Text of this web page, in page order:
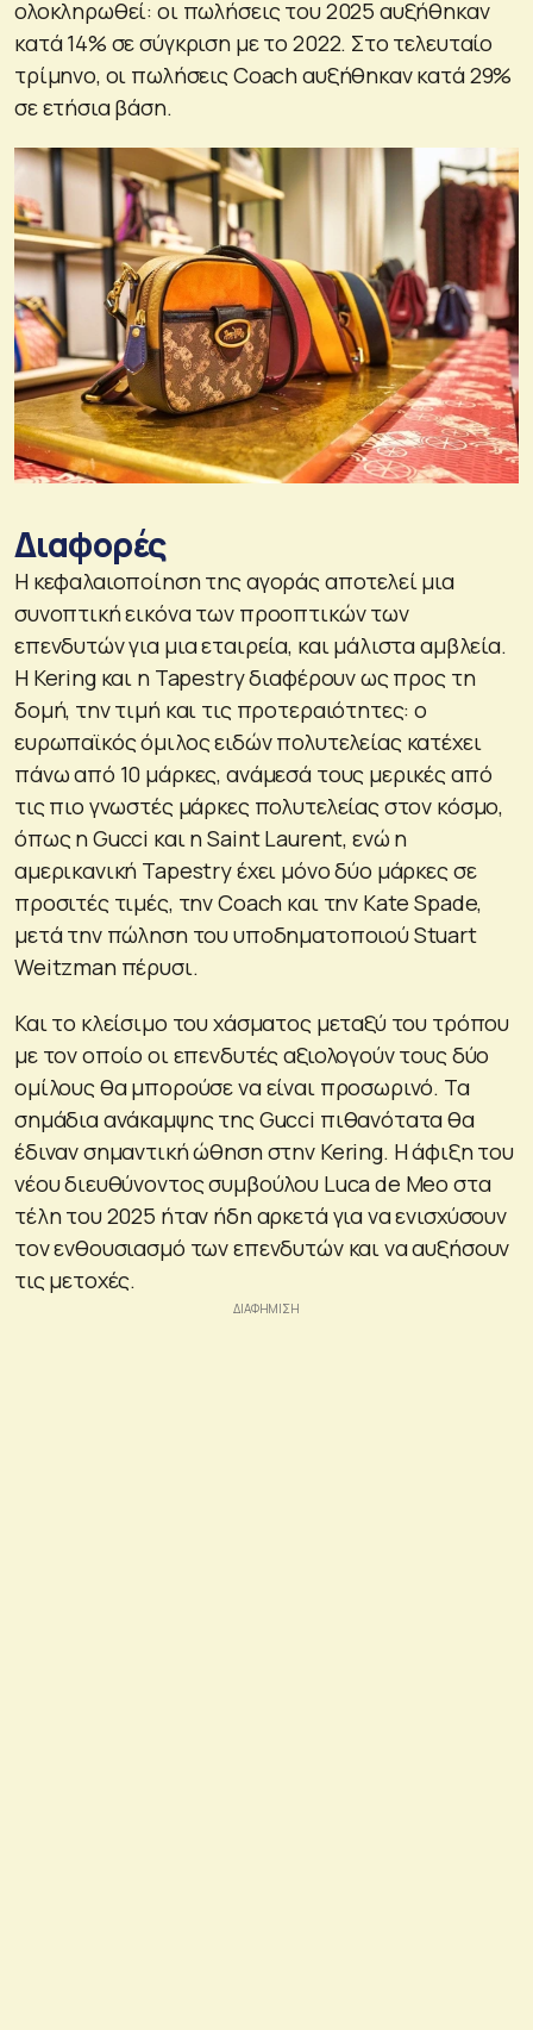
ολοκληρωθεί: οι πωλήσεις του 2025 αυξήθηκαν
κατά 14% σε σύγκριση με το 2022. Στο τελευταίο
τρίμηνο, οι πωλήσεις Coach αυξήθηκαν κατά 29%
σε ετήσια βάση.
Διαφορές
Η κεφαλαιοποίηση της αγοράς αποτελεί μια
συνοπτική εικόνα των προοπτικών των
επενδυτών για μια εταιρεία, και μάλιστα αμβλεία.
Η Kering και η Tapestry διαφέρουν ως προς τη
δομή, την τιμή και τις προτεραιότητες: ο
ευρωπαϊκός όμιλος ειδών πολυτελείας κατέχει
πάνω από 10 μάρκες, ανάμεσά τους μερικές από
τις πιο γνωστές μάρκες πολυτελείας στον κόσμο,
όπως η Gucci και η Saint Laurent, ενώ η
αμερικανική Tapestry έχει μόνο δύο μάρκες σε
προσιτές τιμές, την Coach και την Kate Spade,
μετά την πώληση του υποδηματοποιού Stuart
Weitzman πέρυσι.
Και το κλείσιμο του χάσματος μεταξύ του τρόπου
με τον οποίο οι επενδυτές αξιολογούν τους δύο
ομίλους θα μπορούσε να είναι προσωρινό. Τα
σημάδια ανάκαμψης της Gucci πιθανότατα θα
έδιναν σημαντική ώθηση στην Kering. Η άφιξη του
νέου διευθύνοντος συμβούλου Luca de Meo στα
τέλη του 2025 ήταν ήδη αρκετά για να ενισχύσουν
τον ενθουσιασμό των επενδυτών και να αυξήσουν
τις μετοχές.